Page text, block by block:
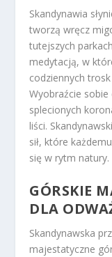
Skandynawia
tworzą wręcz
tutejszych
medytacją, w
codziennych
Wyobraźcie
splecionych
liści.
sił, które
się w rytm natury.
GÓRSKIE
DLA
Skandynawska
majestatyczne